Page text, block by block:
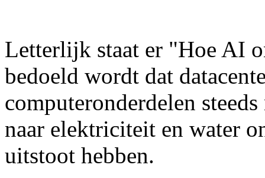
Letterlijk staat er "Hoe AI
bedoeld wordt dat
computeronderdelen
naar elektriciteit en water
uitstoot hebben.